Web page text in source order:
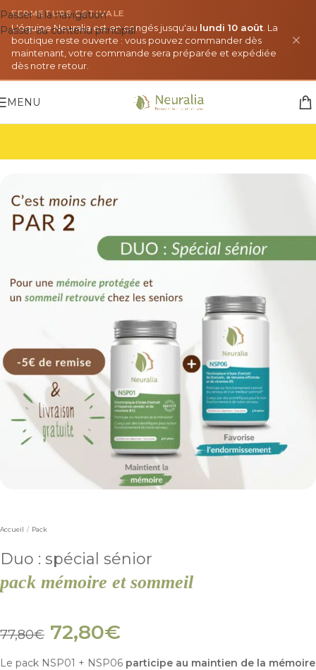
FERMETURE ESTIVALE
L'équipe Neuralia est en congés jusqu'au lundi 10 août . La
boutique reste ouverte : vous pouvez commander dès
maintenant, votre commande sera préparée et expédiée
dès notre retour.
Passer à la navigation
Passer au contenu principal
MENU
Accueil / Pack
Duo : spécial sénior
pack mémoire et sommeil
77,80€ 72,80€
Le pack NSP01 + NSP06 participe au maintien de la mémoire